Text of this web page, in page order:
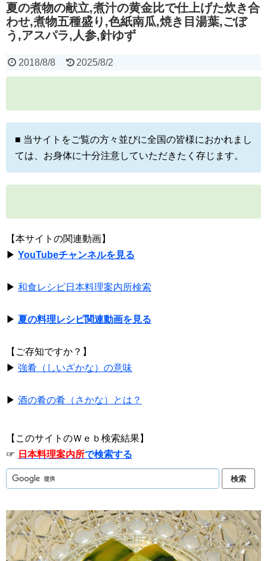
夏の煮物の献立,煮汁の黄金比で仕上げた炊き合
わせ,煮物五種盛り,色紙南瓜,焼き目湯葉,ごぼ
う,アスパラ,人参,針ゆず
2018/8/8 2025/8/2
■ 当サイトをご覧の方々並びに全国の皆様におかれまし
ては、お身体に十分注意していただきたく存じます。
【本サイトの関連動画】
▶ YouTubeチャンネルを見る
▶ 和食レシピ日本料理案内所検索
▶ 夏の料理レシピ関連動画を見る
【ご存知ですか？】
▶ 強肴（しいざかな）の意味
▶ 酒の肴の肴（さかな）とは？
【このサイトのＷｅｂ検索結果】
☞ 日本料理案内所で検索する